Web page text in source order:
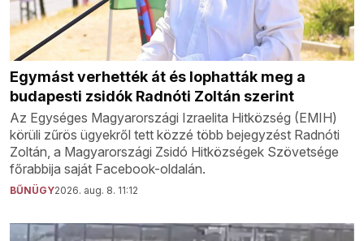
Egymást verhették át és lophatták meg a
budapesti zsidók Radnóti Zoltán szerint
Az Egységes Magyarországi Izraelita Hitközség (EMIH)
körüli zűrös ügyekről tett közzé több bejegyzést Radnóti
Zoltán, a Magyarországi Zsidó Hitközségek Szövetsége
főrabbija saját Facebook-oldalán.
BŰNÜGY2026. aug. 8. 11:12